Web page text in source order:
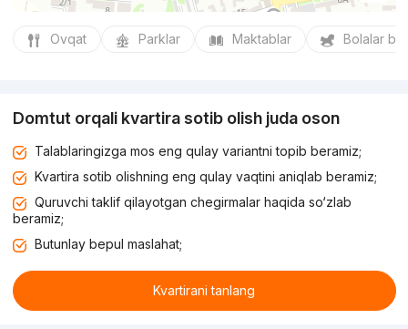
Ovqat Parklar Maktablar Bolalar
Domtut orqali kvartira sotib olish juda oson
Talablaringizga mos eng qulay variantni topib beramiz;
Kvartira sotib olishning eng qulay vaqtini aniqlab beramiz;
Quruvchi taklif qilayotgan chegirmalar haqida so‘zlab
beramiz;
Butunlay bepul maslahat;
Kvartirani tanlang